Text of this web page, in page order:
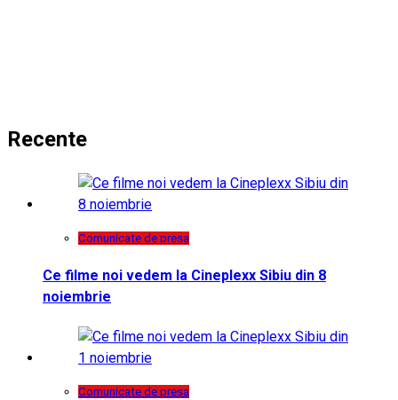
Recente
Comunicate de presa
Ce filme noi vedem la Cineplexx Sibiu din 8
noiembrie
Comunicate de presa